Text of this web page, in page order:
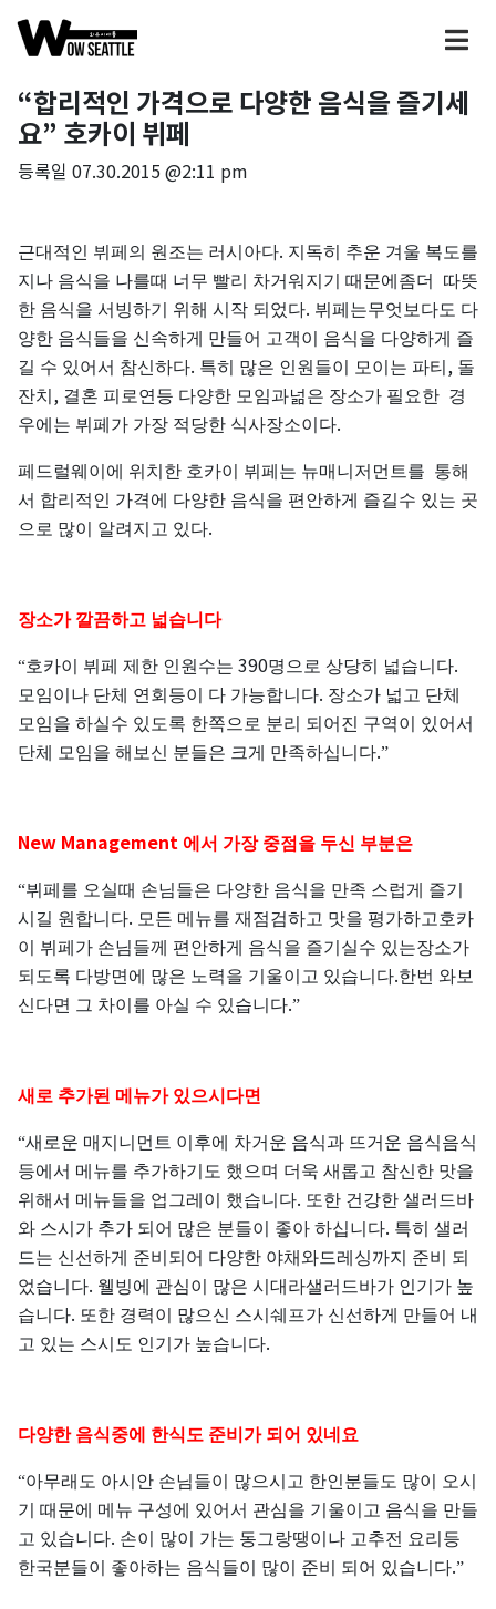
“합리적인 가격으로 다양한 음식을 즐기세
요” 호카이 뷔페
등록일 07.30.2015 @2:11 pm
근대적인 뷔페의 원조는 러시아다. 지독히 추운 겨울 복도를
지나 음식을 나를때 너무 빨리 차거워지기 때문에좀더
따뜻
한 음식을 서빙하기 위해 시작 되었다. 뷔페는무엇보다도 다
양한 음식들을 신속하게 만들어 고객이 음식을 다양하게 즐
길 수 있어서 참신하다. 특히 많은 인원들이 모이는 파티 , 돌
잔치 , 결혼 피로연등 다양한 모임과넒은 장소가 필요한 경
우에는 뷔페가 가장 적당한 식사장소이다.
페드럴웨이에 위치한 호카이 뷔페는 뉴매니저먼트를 통해
서 합리적인 가격에 다양한 음식을 편안하게 즐길수 있는 곳
으로 많이 알려지고 있다.
장소가 깔끔하고 넓습니다
“호카이 뷔페 제한 인원수는 390명으로 상당히 넓습니다.
모임이나 단체 연회등이 다 가능합니다. 장소가 넓고 단체
모임을 하실수 있도록 한쪽으로 분리 되어진 구역이
있어서
단체
모임을 해보신 분들은 크게 만족하십니다.”
New Management 에서 가장 중점을 두신 부분은
“뷔페를 오실때 손님들은 다양한 음식을 만족 스럽게 즐기
시길 원합니다. 모든 메뉴를 재점검하고 맛을 평가하고호카
이
뷔페가 손님들께 편안하게 음식을 즐기실수 있는장소가
되도록 다방면에 많은 노력을 기울이고 있습니다.한번 와보
신다면 그 차이를 아실 수 있습니다.”
새로 추가된 메뉴가 있으시다면
“새로운 매지니먼트 이후에 차거운 음식과 뜨거운 음식음식
등에서 메뉴를 추가하기도 했으며 더욱 새롭고 참신한 맛을
위해서 메뉴들을 업그레이 했습니다. 또한 건강한 샐러드바
와 스시가 추가 되어 많은 분들이 좋아 하십니다. 특히 샐러
드는 신선하게 준비되어 다양한 야채와드레싱까지 준비
되
었습니다. 웰빙에 관심이 많은 시대라샐러드바가 인기가 높
습니다. 또한 경력이 많으신 스시쉐프가 신선하게 만들어 내
고 있는 스시도 인기가 높습니다.
다양한 음식중에 한식도 준비가 되어 있네요
“아무래도 아시안 손님들이 많으시고 한인분들도 많이
오시
기
때문에 메뉴 구성에 있어서 관심을 기울이고 음식을 만들
고 있습니다. 손이 많이 가는 동그랑땡이나 고추전 요리등
한국분들이
좋아하는 음식들이 많이 준비 되어 있습니다.”